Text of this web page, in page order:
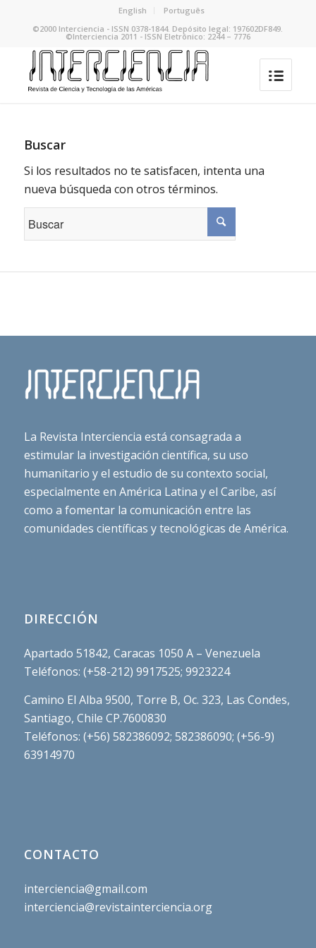
English
Português
©2000 Interciencia - ISSN 0378-1844. Depósito legal: 197602DF849.
©Interciencia 2011 - ISSN Eletrônico: 2244 – 7776
Buscar
Si los resultados no te satisfacen, intenta una
nueva búsqueda con otros términos.
La Revista Interciencia está consagrada a
estimular la investigación científica, su uso
humanitario y el estudio de su contexto social,
especialmente en América Latina y el Caribe, así
como a fomentar la comunicación entre las
comunidades científicas y tecnológicas de América.
DIRECCIÓN
Apartado 51842, Caracas 1050 A – Venezuela
Teléfonos: (+58-212) 9917525; 9923224
Camino El Alba 9500, Torre B, Oc. 323, Las Condes,
Santiago, Chile CP.7600830
Teléfonos: (+56) 582386092; 582386090; (+56-9)
63914970
CONTACTO
interciencia@gmail.com
interciencia@revistainterciencia.org